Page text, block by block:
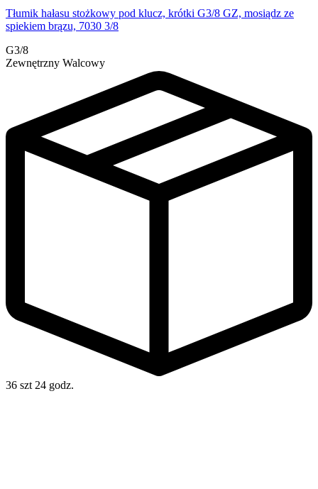
Tłumik hałasu stożkowy pod klucz, krótki G3/8 GZ, mosiądz ze
spiekiem brązu, 7030 3/8
G3/8
Zewnętrzny Walcowy
36 szt 24 godz.